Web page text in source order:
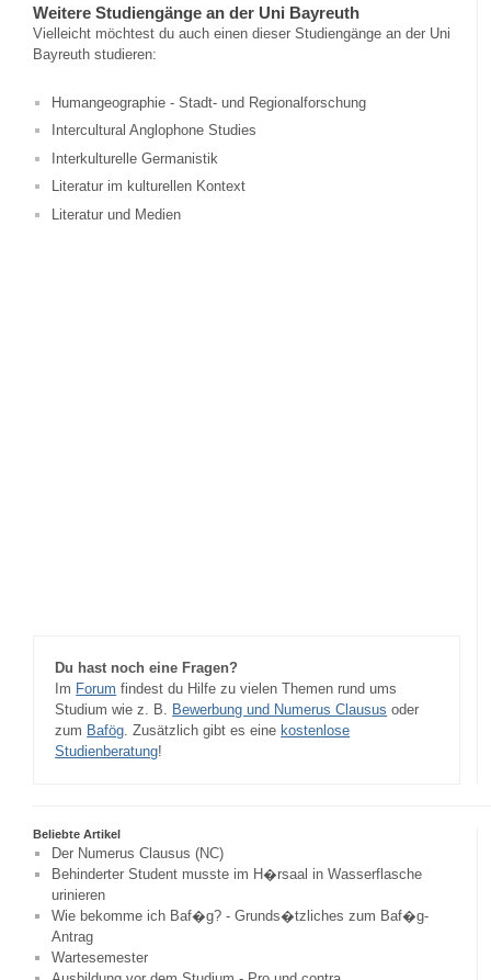
Weitere Studiengänge an der Uni Bayreuth
Vielleicht möchtest du auch einen dieser Studiengänge an der Uni
Bayreuth studieren:
Humangeographie - Stadt- und Regionalforschung
Intercultural Anglophone Studies
Interkulturelle Germanistik
Literatur im kulturellen Kontext
Literatur und Medien
Du hast noch eine Fragen?
Im Forum findest du Hilfe zu vielen Themen rund ums
Studium wie z. B. Bewerbung und Numerus Clausus oder
zum Bafög. Zusätzlich gibt es eine kostenlose
Studienberatung!
Beliebte Artikel
Der Numerus Clausus (NC)
Behinderter Student musste im H�rsaal in Wasserflasche
urinieren
Wie bekomme ich Baf�g? - Grunds�tzliches zum Baf�g-
Antrag
Wartesemester